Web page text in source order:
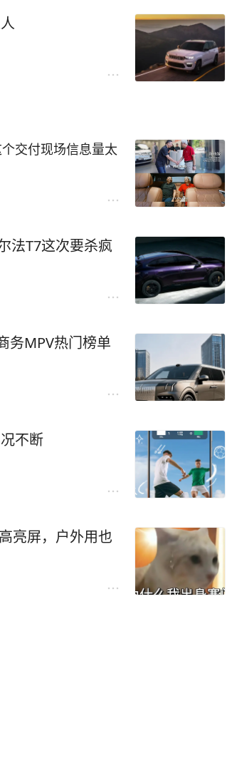
交付现场信息量太
锋，我第一反应
那种“买不起豪车才
D99是加购的。
转座椅和智能座
西到位了。
看。
家买车想的根本不
把事办了”。
直搞不定的舒适智
BBA的人，现在管
法T7这次要杀疯
务MPV热门榜单
不断
亮屏，户外用也